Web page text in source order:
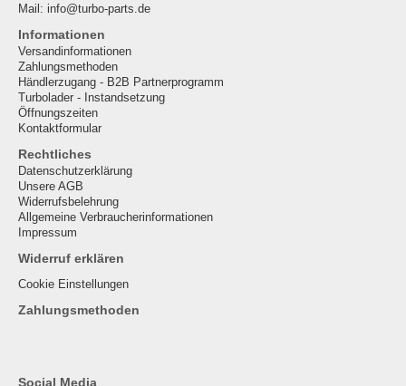
Mail: info@turbo-parts.de
Informationen
Versandinformationen
Zahlungsmethoden
Händlerzugang - B2B Partnerprogramm
Turbolader - Instandsetzung
Öffnungszeiten
Kontaktformular
Rechtliches
Datenschutzerklärung
Unsere AGB
Widerrufsbelehrung
Allgemeine Verbraucherinformationen
Impressum
Widerruf erklären
Cookie Einstellungen
Zahlungsmethoden
Social Media